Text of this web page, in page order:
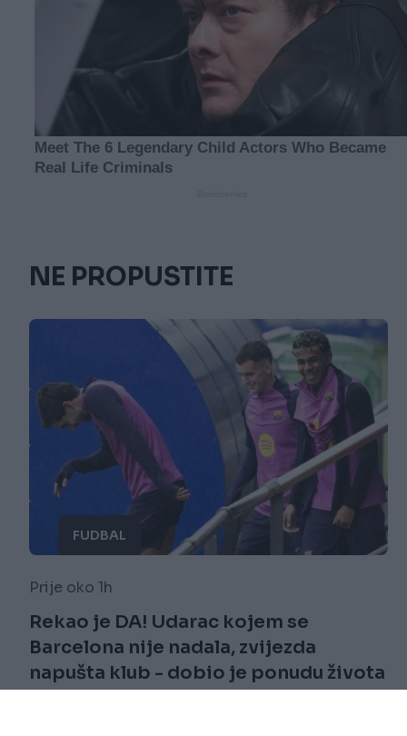
NE PROPUSTITE
FUDBAL
Prije oko 1h
Rekao je DA! Udarac kojem se
Barcelona nije nadala, zvijezda
napušta klub - dobio je ponudu života